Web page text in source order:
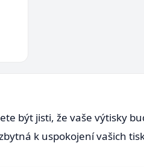
být jisti, že vaše výtisky
k uspokojení vašich